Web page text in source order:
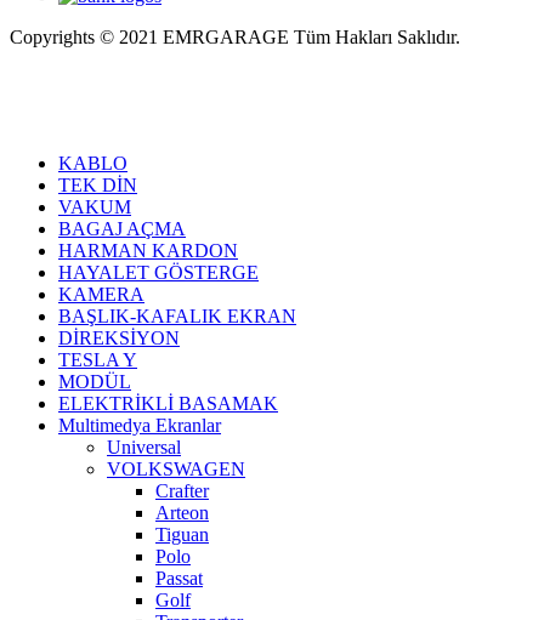
Copyrights © 2021 EMRGARAGE Tüm Hakları Saklıdır.
KABLO
TEK DİN
VAKUM
BAGAJ AÇMA
HARMAN KARDON
HAYALET GÖSTERGE
KAMERA
BAŞLIK-KAFALIK EKRAN
DİREKSİYON
TESLA Y
MODÜL
ELEKTRİKLİ BASAMAK
Multimedya Ekranlar
Universal
VOLKSWAGEN
Crafter
Arteon
Tiguan
Polo
Passat
Golf